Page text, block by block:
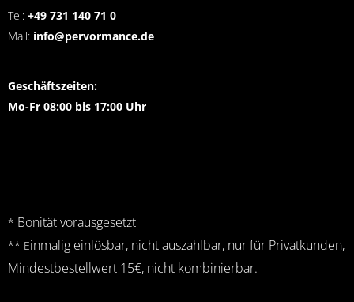
Tel: +49 731 140 71 0
Mail: info@pervormance.de
Geschäftszeiten:
Mo-Fr 08:00 bis 17:00 Uhr
* Bonität vorausgesetzt
** Einmalig einlösbar, nicht auszahlbar, nur für Privatkunden,
Mindestbestellwert 15€, nicht kombinierbar.